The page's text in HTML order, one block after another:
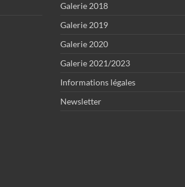
Galerie 2018
Galerie 2019
Galerie 2020
Galerie 2021/2023
Informations légales
Newsletter